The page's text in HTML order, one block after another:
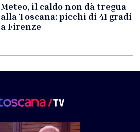
Meteo, il caldo non dà tregua
alla Toscana: picchi di 41 gradi
a Firenze